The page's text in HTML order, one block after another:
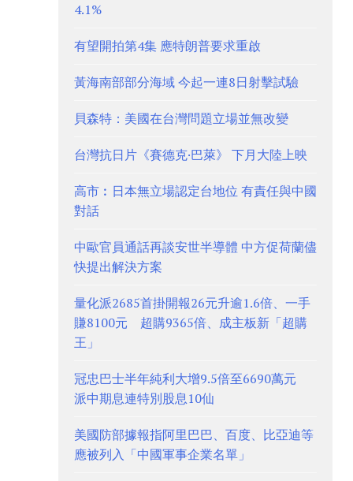
4.1%
有望開拍第4集 應特朗普要求重啟
黃海南部部分海域 今起一連8日射擊試驗
貝森特：美國在台灣問題立場並無改變
台灣抗日片《賽德克·巴萊》 下月大陸上映
高市︰日本無立場認定台地位 有責任與中國
對話
中歐官員通話再談安世半導體 中方促荷蘭儘
快提出解決方案
量化派2685首掛開報26元升逾1.6倍、一手
賺8100元 超購9365倍、成主板新「超購
王」
冠忠巴士半年純利大增9.5倍至6690萬元
派中期息連特別股息10仙
美國防部據報指阿里巴巴、百度、比亞迪等
應被列入「中國軍事企業名單」